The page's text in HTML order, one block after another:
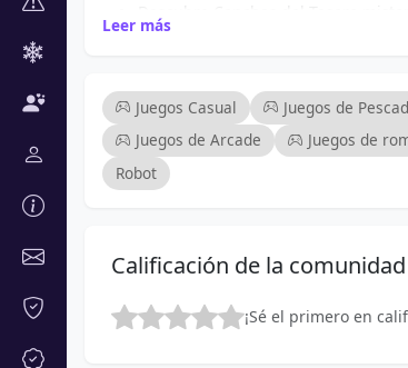
Atrapa una variedad de peces
Divertidos efectos de sonido que
Leer más
Juegos Casual Juegos de
Juegos de Arcade
Juegos de
Robot
Calificación de la comunidad
¡Sé el primero en